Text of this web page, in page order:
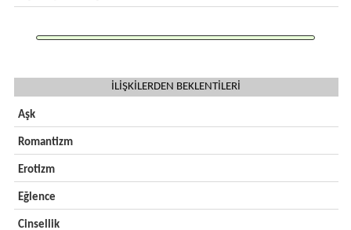
İLİŞKİLERDEN BEKLENTİLERİ
Aşk
Romantizm
Erotizm
Eğlence
Cinsellik